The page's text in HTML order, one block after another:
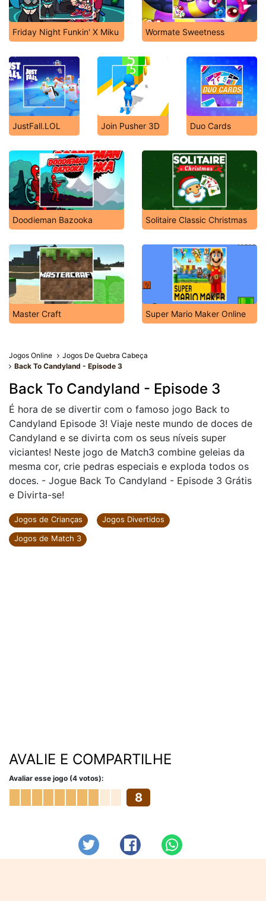
Friday Night Funkin' X Miku Wormate Sweetness
JustFall.LOL Join Pusher 3D Duo Cards
Doodieman Bazooka Solitaire Classic Christmas
Master Craft Super Mario Maker Online
Jogos Online
Jogos De Quebra Cabeça
Back To Candyland - Episode 3
Back To Candyland - Episode 3
É hora de se divertir com o famoso jogo Back to
Candyland Episode 3! Viaje neste mundo de doces de
Candyland e se divirta com os seus níveis super
viciantes! Neste jogo de Match3 combine geleias da
mesma cor, crie pedras especiais e exploda todos os
doces. - Jogue Back To Candyland - Episode 3 Grátis
e Divirta-se!
Jogos de Crianças
Jogos Divertidos
Jogos de Match 3
AVALIE E COMPARTILHE
Avaliar esse jogo (4 votos):
8